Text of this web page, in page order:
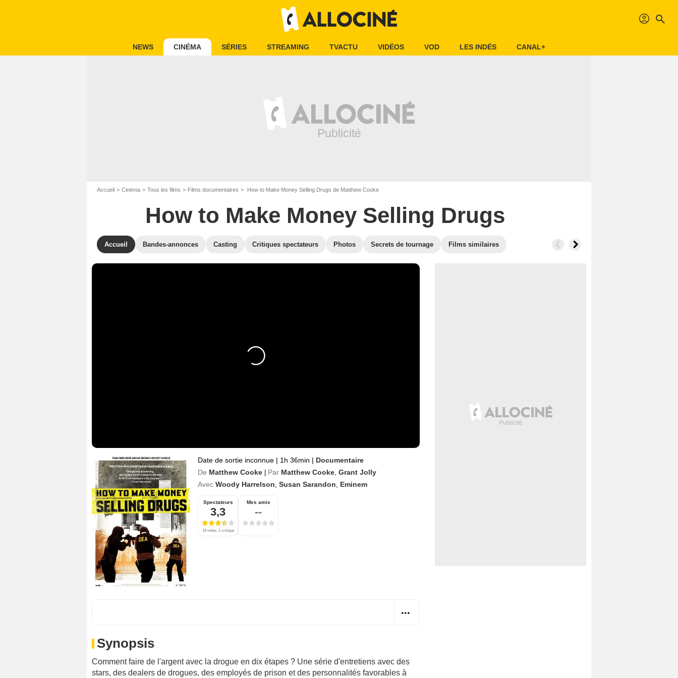
profil search
NEWS CINÉMA SÉRIES STREAMING TVACTU VIDÉOS VOD LES INDÉS CANAL+
Accueil Cinéma Tous les films Films documentaires How to Make Money Selling Drugs de Matthew Cooke
How to Make Money Selling Drugs
Accueil Bandes-annonces Casting Critiques spectateurs Photos Secrets de tournage Films similaires
Date de sortie inconnue | 1h 36min | Documentaire
De Matthew Cooke | Par Matthew Cooke Grant Jolly
Avec Woody Harrelson Susan Sarandon Eminem
Spectateurs
3,3
16 notes, 1 critique
Mes amis
--
Synopsis
Comment faire de l'argent avec la drogue en dix étapes ? Une série d'entretiens avec des
stars, des dealers de drogues, des employés de prison et des personnalités favorables à